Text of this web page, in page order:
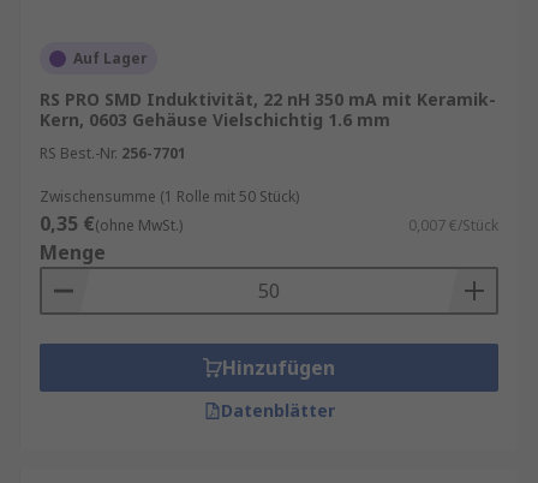
Auf Lager
RS PRO SMD Induktivität, 22 nH 350 mA mit Keramik-
Kern, 0603 Gehäuse Vielschichtig 1.6 mm
RS Best.-Nr. 256-7701
Zwischensumme (1 Rolle mit 50 Stück)
0,35 €(ohne MwSt.) 0,007 €/Stück
Menge
Hinzufügen
Datenblätter